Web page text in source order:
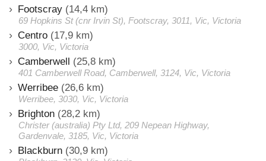
Footscray (14,4 km)
69 Hopkins St (cnr Irvin St), Footscray, 3011, Vic, Victoria
Centro (17,9 km)
3000, Vic, Victoria
Camberwell (25,8 km)
401 Camberwell Road, Camberwell, 3124, Vic, Victoria
Werribee (26,6 km)
Werribee, 3030, Vic, Victoria
Brighton (28,2 km)
Christer (australia) Pty Ltd, 209 Nepean Highway,
Gardenvale, 3185, Vic, Victoria
Blackburn (30,9 km)